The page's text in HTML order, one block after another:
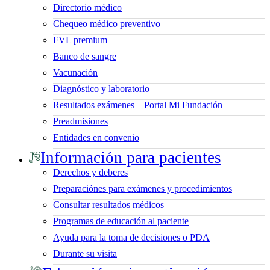
Directorio médico
Chequeo médico preventivo
FVL premium
Banco de sangre
Vacunación
Diagnóstico y laboratorio
Resultados exámenes – Portal Mi Fundación
Preadmisiones
Entidades en convenio
Información para pacientes
Derechos y deberes
Preparaciónes para exámenes y procedimientos
Consultar resultados médicos
Programas de educación al paciente
Ayuda para la toma de decisiones o PDA
Durante su visita